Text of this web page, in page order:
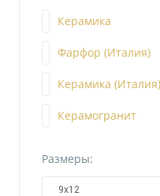
Керамика
Фарфор (Италия)
Керамика (Италия)
Керамогранит
Размеры:
9х12